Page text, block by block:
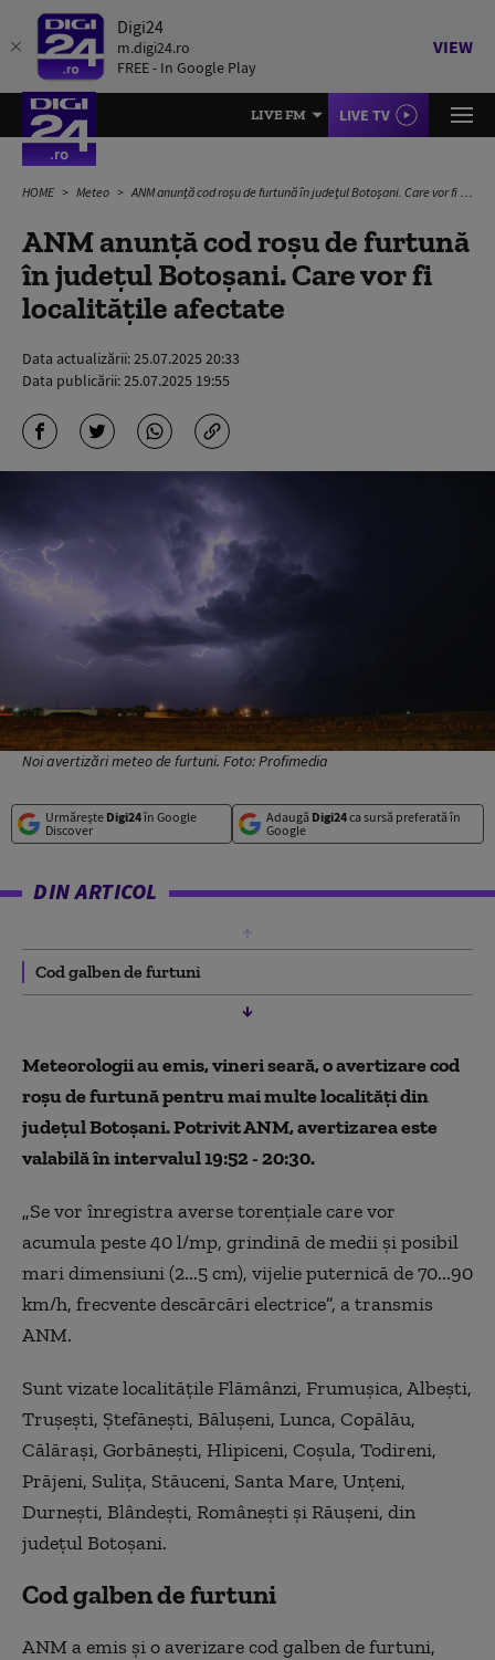
Digi24
m.digi24.ro
FREE - In Google Play
VIEW
LIVE FM LIVE TV
HOME Meteo ANM anunță cod roşu de furtună în judeţul Botoşani. Care vor fi localitățile afectate
ANM anunță cod roşu de furtună
în judeţul Botoşani. Care vor fi
localitățile afectate
Data actualizării:25.07.2025 20:33
Data publicării:25.07.2025 19:55
Noi avertizări meteo de furtuni. Foto: Profimedia
Urmărește Digi24în Google
Discover
Adaugă Digi24ca sursă preferată în
Google
DIN ARTICOL
Cod galben de furtuni
Meteorologii au emis, vineri seară, o avertizare cod
roşu de furtună pentru mai multe localităţi din
judeţul Botoşani. Potrivit ANM, avertizarea este
valabilă în intervalul 19:52 - 20:30.
„Se vor înregistra averse torenţiale care vor
acumula peste 40 l/mp, grindină de medii şi posibil
mari dimensiuni (2...5 cm), vijelie puternică de 70...90
km/h, frecvente descărcări electrice”, a transmis
ANM.
Sunt vizate localităţile Flămânzi, Frumuşica, Albeşti,
Truşeşti, Ştefăneşti, Băluşeni, Lunca, Copălău,
Călăraşi, Gorbăneşti, Hlipiceni, Coşula, Todireni,
Prăjeni, Suliţa, Stăuceni, Santa Mare, Unţeni,
Durneşti, Blândeşti, Româneşti şi Răuşeni, din
judeţul Botoşani.
Cod galben de furtuni
ANM a emis și o averizare cod galben de furtuni,